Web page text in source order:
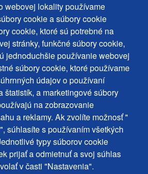
webovej lokality používame
cookie a súbory cookie
cookie, ktoré sú potrebné na
stránky, funkčné súbory cookie,
jednoduchšie používanie webovej
súbory cookie, ktoré používame
údajov o používaní
štatistík, a marketingové súbory
na zobrazovanie
a reklamy. Ak zvolíte možnosť "
súhlasíte s používaním všetkých
typy súborov cookie
prijať a odmietnuť a svoj súhlas
v časti "Nastavenia".
údajov
cookies